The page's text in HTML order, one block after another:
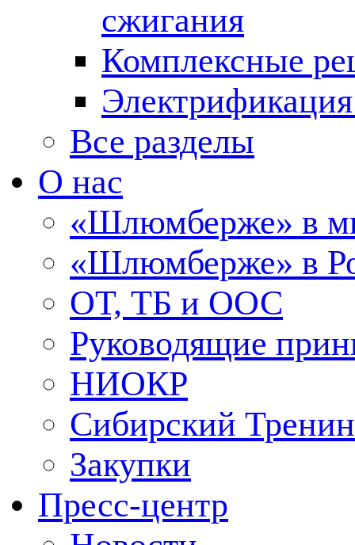
сжигания
Комплексные
Все разделы
О нас
«Шлюмберже» в
«Шлюмберже» в
ОТ, ТБ и ООС
Руководящие
НИОКР
Сибирский
Закупки
Пресс-центр